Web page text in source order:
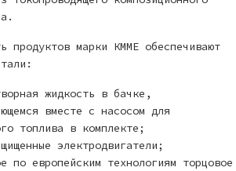
продуктов марки КММЕ обеспечивают
жидкость в бачке,
вместе с насосом для
топлива в комплекте;
электродвигатели;
по европейским технологиям торцовое